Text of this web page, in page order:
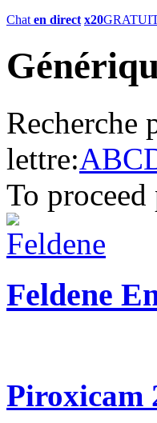
Chat en direct x20
Recherche
lettre:ABC
To
Feldene
Piroxicam